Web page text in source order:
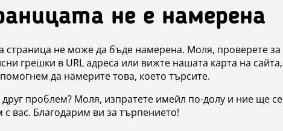
не е намерена
страница не може да бъде намерена. Моля, проверете за
грешки в URL адреса или вижте нашата карта на сайта,
да намерите това, което търсите.
проблем? Моля, изпратете имейл по-долу и ние ще се
вас. Благодарим ви за търпението!